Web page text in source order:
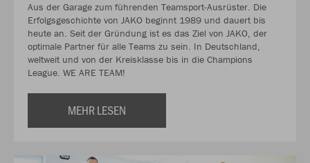
Aus der Garage zum führenden Teamsport-Ausrüster. Die
Erfolgsgeschichte von JAKO beginnt 1989 und dauert bis
heute an. Seit der Gründung ist es das Ziel von JAKO, der
optimale Partner für alle Teams zu sein. In Deutschland,
weltweit und von der Kreisklasse bis in die Champions
League. WE ARE TEAM!
MEHR LESEN